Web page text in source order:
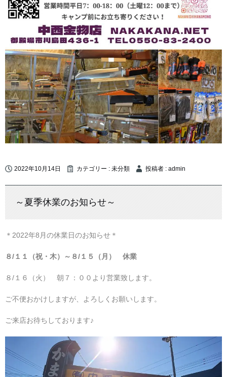
2022年10月14日 カテゴリー : 未分類 投稿者 : admin
～夏季休業のお知らせ～
＊2022年8月の休業日のお知らせ＊
８/１１（祝・木）～８/１５（月） 休業
８/１６（火） 朝７：００より営業致します。
ご不便おかけしますが、よろしくお願いします。
ご来店お待ちしております♪